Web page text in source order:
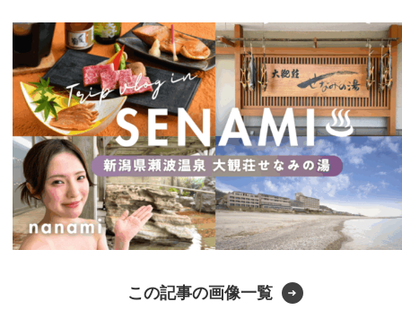
この記事の画像一覧